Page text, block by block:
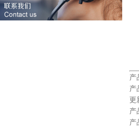
产
产
更
产
产